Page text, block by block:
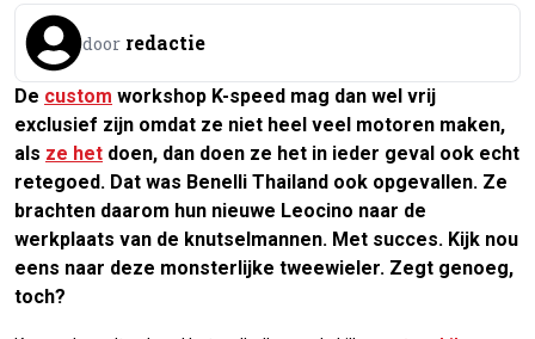
door redactie
De custom workshop K-speed mag dan wel vrij
exclusief zijn omdat ze niet heel veel motoren maken,
als ze het doen, dan doen ze het in ieder geval ook echt
retegoed. Dat was Benelli Thailand ook opgevallen. Ze
brachten daarom hun nieuwe Leocino naar de
werkplaats van de knutselmannen. Met succes. Kijk nou
eens naar deze monsterlijke tweewieler. Zegt genoeg,
toch?